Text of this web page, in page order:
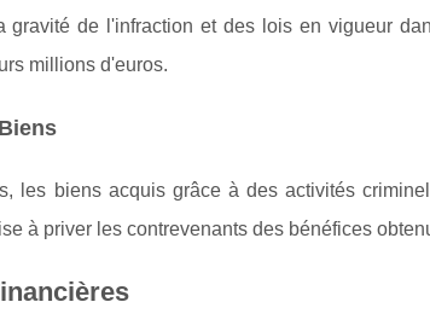
gravité de l'infraction et des lois en vigueur
millions d'euros.
les biens acquis grâce à des activités
à priver les contrevenants des bénéfices